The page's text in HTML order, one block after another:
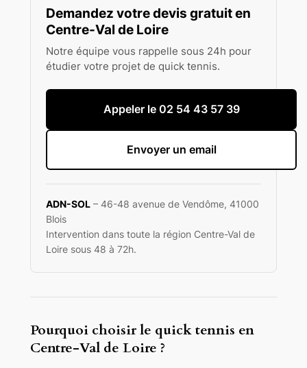
Demandez votre devis gratuit en
Centre-Val de Loire
Notre équipe vous rappelle sous 24h pour
étudier votre projet de quick tennis.
Appeler le 02 54 43 57 39
Envoyer un email
ADN-SOL– 46-48 avenue de Vendôme, 41000
Blois
Intervention dans toute la région Centre-Val de
Loire sous 48 à 72h.
Pourquoi choisir le quick tennis en
Centre-Val de Loire ?